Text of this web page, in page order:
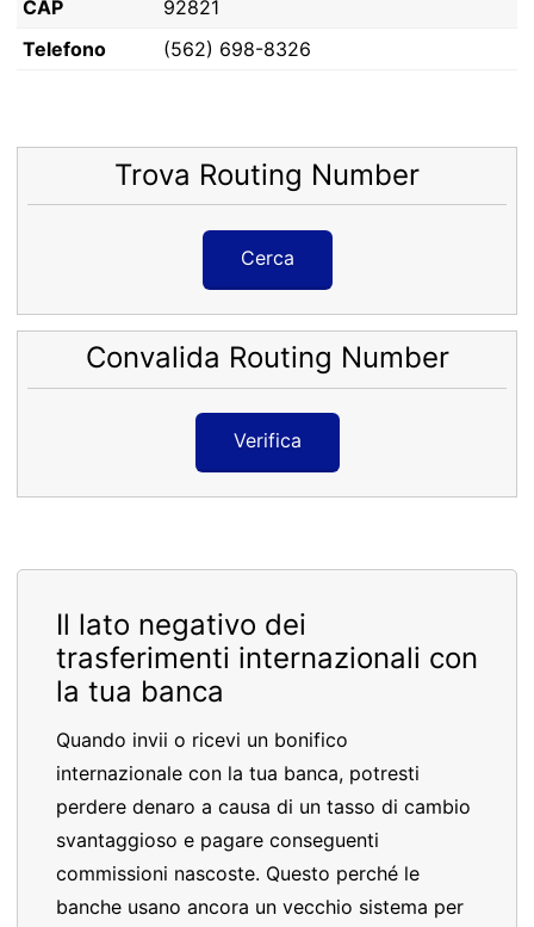
CAP
92821
Telefono
(562) 698-8326
Trova Routing Number
Cerca
Convalida Routing Number
Verifica
Il lato negativo dei
trasferimenti internazionali con
la tua banca
Quando invii o ricevi un bonifico
internazionale con la tua banca, potresti
perdere denaro a causa di un tasso di cambio
svantaggioso e pagare conseguenti
commissioni nascoste. Questo perché le
banche usano ancora un vecchio sistema per